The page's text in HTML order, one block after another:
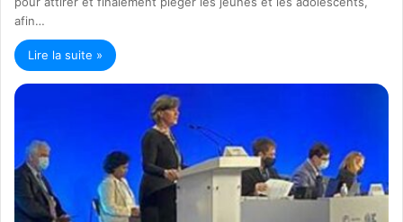
afin…
Lire la suite »